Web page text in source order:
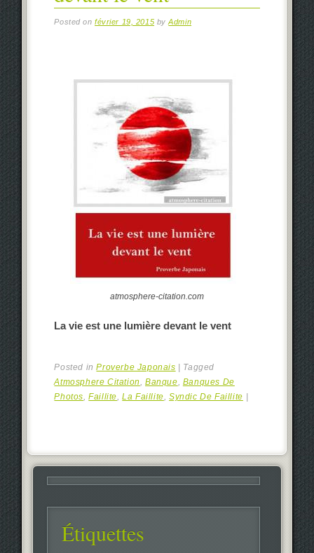
Posted onfévrier 19, 2015 byAdmin
atmosphere-citation.com
La vie est une lumière devant le vent
Posted inProverbe Japonais
Tagged
Atmosphere Citation,Banque, Banques De
Photos,Faillite,La Faillite,Syndic De Faillite
Étiquettes